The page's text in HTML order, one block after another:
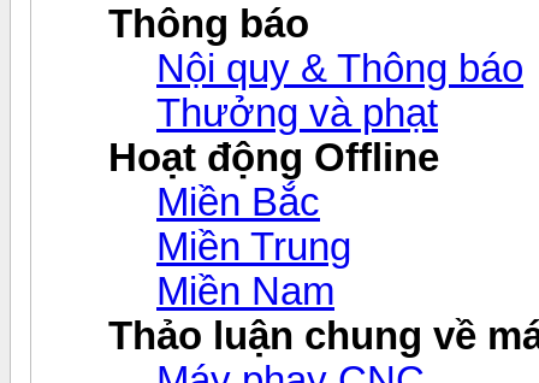
Thông báo
Nội quy & Thông báo
Thưởng và phạt
Hoạt động Offline
Miền Bắc
Miền Trung
Miền Nam
Thảo luận chung về